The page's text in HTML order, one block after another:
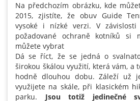
Na předchozím obrázku, kde
2015, zjistíte, že obuv Guide
vysoké i nízké verzi. V
požadované ochraně kotníků si
můžete vybrat
Dá se říct, že se jedná o
širokou škálou využití, která vám, a
hodně dlouhou dobu. Záleží už
využijete na skále, při klasickém
parku. Jsou totiž jedinečné